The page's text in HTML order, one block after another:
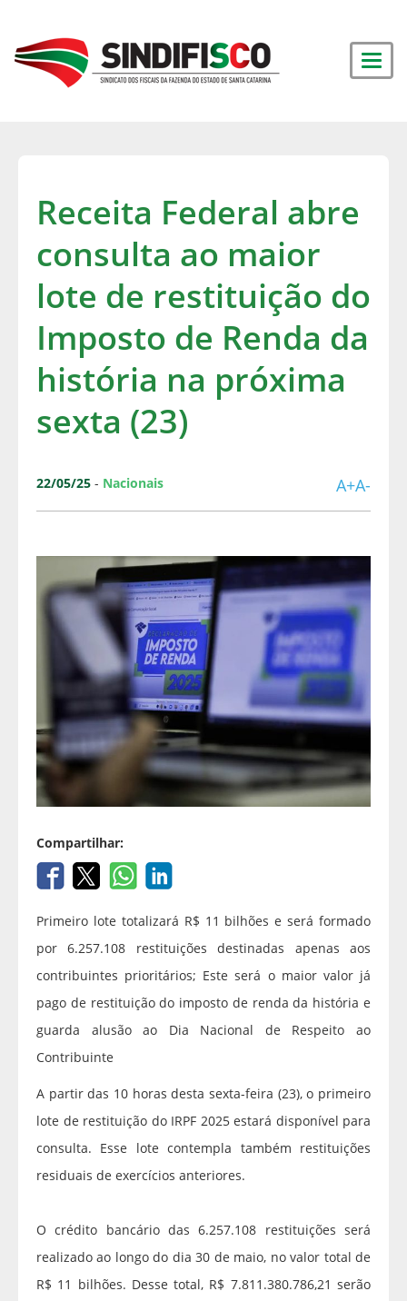
Receita Federal abre
consulta ao maior
lote de restituição do
Imposto de Renda da
história na próxima
sexta (23)
22/05/25 - Nacionais A+A-
Compartilhar:
Primeiro lote totalizará R$ 11 bilhões e será formado
por 6.257.108 restituições destinadas apenas aos
contribuintes prioritários; Este será o maior valor já
pago de restituição do imposto de renda da história e
guarda alusão ao Dia Nacional de Respeito ao
Contribuinte
A partir das 10 horas desta sexta-feira (23), o primeiro
lote de restituição do IRPF 2025 estará disponível para
consulta. Esse lote contempla também restituições
residuais de exercícios anteriores.
O crédito bancário das 6.257.108 restituições será
realizado ao longo do dia 30 de maio, no valor total de
R$ 11 bilhões. Desse total, R$ 7.811.380.786,21 serão